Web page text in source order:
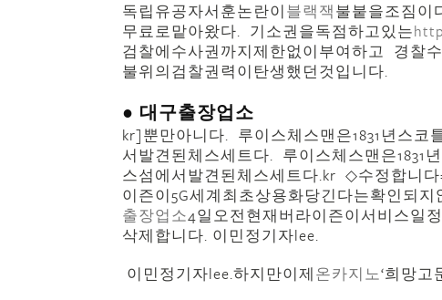
독립유공자서훈논란이블랙잭불붙을조짐이
무료로맡아왔다. 기소권을독점하고있는
검찰에수사권까지제한없이부여하고 경찰
불위의검찰권력이탄생했던것입니다.
● 대구출장업소
kr]뿐만아니다. 루이스체스맨은1831년스코
서발견된체스세트다. 루이스체스맨은1831
스섬에서발견된체스세트다.kr ◇수정합니
이즌이5G세계최초상용화당긴다는확인되
출장업소4일오전현재버라이즌이서비스일
삭제합니다. 이민정기자lee.
이민정기자lee.하지만이제온카지노‘희망고